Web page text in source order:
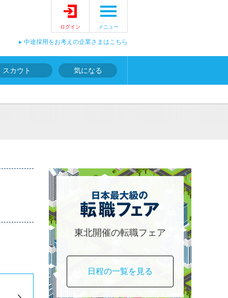
ログイン メニュー
中途採用をお考えの企業さまはこちら
スカウト 気になる
東北開催の転職フェア
日程の一覧を見る